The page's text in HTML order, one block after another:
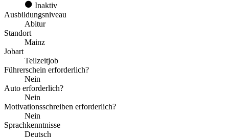
Inaktiv
Ausbildungsniveau
Abitur
Standort
Mainz
Jobart
Teilzeitjob
Führerschein erforderlich?
Nein
Auto erforderlich?
Nein
Motivationsschreiben erforderlich?
Nein
Sprachkenntnisse
Deutsch